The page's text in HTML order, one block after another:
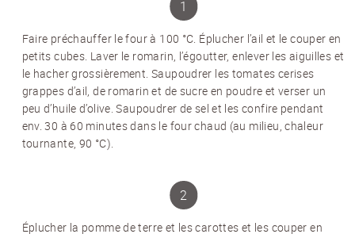
Faire préchauffer le four à 100 °C. Éplucher l’ail et le couper en
petits cubes. Laver le romarin, l’égoutter, enlever les aiguilles et
le hacher grossièrement. Saupoudrer les tomates cerises
grappes d’ail, de romarin et de sucre en poudre et verser un
peu d’huile d’olive. Saupoudrer de sel et les confire pendant
env. 30 à 60 minutes dans le four chaud (au milieu, chaleur
tournante, 90 °C).
Éplucher la pomme de terre et les carottes et les couper en